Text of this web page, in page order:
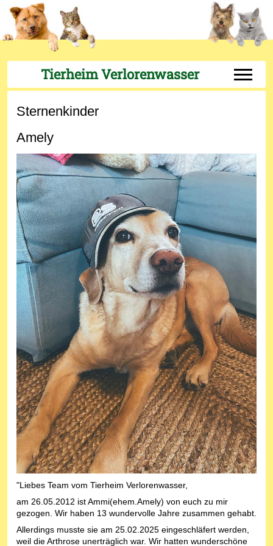
Tierheim Verlorenwasser Off-
Sternenkinder
Amely
"Liebes Team vom Tierheim Verlorenwasser,
am 26.05.2012 ist Ammi(ehem.Amely) von euch zu mir
gezogen. Wir haben 13 wundervolle Jahre zusammen gehabt.
Allerdings musste sie am 25.02.2025 eingeschläfert werden,
weil die Arthrose unerträglich war. Wir hatten wunderschöne